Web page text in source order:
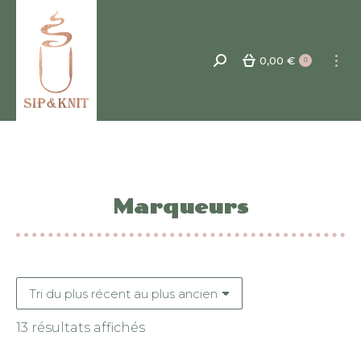
Recherche
0,00 € 0
Marqueurs
13 résultats affichésTrié